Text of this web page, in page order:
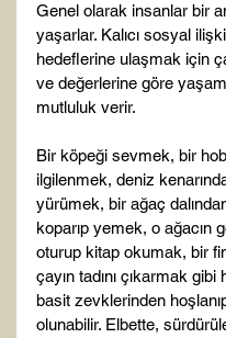
Genel olarak insanlar bir
yaşarlar. Kalıcı sosyal
hedeflerine ulaşmak için
ve değerlerine göre
mutluluk verir.
Bir köpeği sevmek, bir
ilgilenmek, deniz
yürümek, bir ağaç
koparıp yemek, o ağacın
oturup kitap okumak, bir
çayın tadını çıkarmak gibi
basit zevklerinden
olunabilir. Elbette,